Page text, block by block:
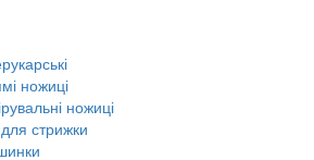
ножиці
ножиці
стрижки